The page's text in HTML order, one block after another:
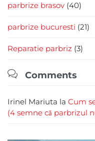
parbrize brasov (40)
parbrize bucuresti (21)
Reparatie parbriz (3)
 Comments
Irinel Mariuta la Cum
(4 semne că parbrizul